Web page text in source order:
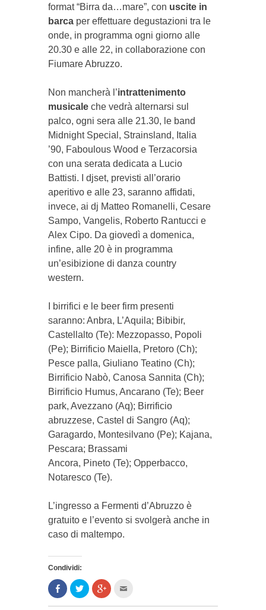
format “Birra da…mare”, con uscite in
barcaper effettuare degustazioni tra le
onde, in programma ogni giorno alle
20.30 e alle 22, in collaborazione con
Fiumare Abruzzo.
Non mancherà l’intrattenimento
musicale che vedrà alternarsi sul
palco, ogni sera alle 21.30, le band
Midnight Special, Strainsland, Italia
’90, Faboulous Wood e Terzacorsia
con una serata dedicata a Lucio
Battisti. I djset, previsti all’orario
aperitivo e alle 23, saranno affidati,
invece, ai dj Matteo Romanelli, Cesare
Sampo, Vangelis, Roberto Rantucci e
Alex Cipo. Da giovedì a domenica,
infine, alle 20 è in programma
un’esibizione di danza country
western.
I birrifici e le beer firm presenti
saranno: Anbra, L’Aquila; Bibibir,
Castellalto (Te): Mezzopasso, Popoli
(Pe); Birrificio Maiella, Pretoro (Ch);
Pesce palla, Giuliano Teatino (Ch);
Birrificio Nabò, Canosa Sannita (Ch);
Birrificio Humus, Ancarano (Te); Beer
park, Avezzano (Aq); Birrificio
abruzzese, Castel di Sangro (Aq);
Garagardo, Montesilvano (Pe); Kajana,
Pescara; Brassami
Ancora, Pineto (Te); Opperbacco,
Notaresco (Te).
L’ingresso a Fermenti d’Abruzzo è
gratuito e l’evento si svolgerà anche in
caso di maltempo.
Condividi:
Condividi
su
Facebook
Clicca
per
condividere
Clicca
per